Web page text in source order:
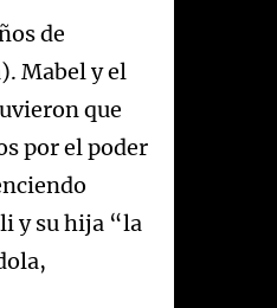
de
Mabel y el
que
por el poder
y su hija “la